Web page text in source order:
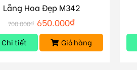
Lẵng Hoa Đẹp M342
700.000₫ 650.000₫
Chi tiết Giỏ hàng